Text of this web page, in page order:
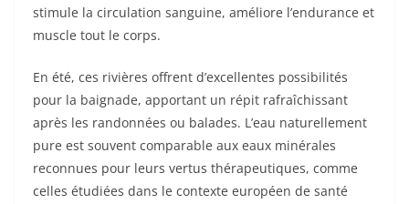
stimule la circulation sanguine, améliore l’endurance et
muscle tout le corps.
En été, ces rivières offrent d’excellentes possibilités
pour la baignade, apportant un répit rafraîchissant
après les randonnées ou balades. L’eau naturellement
pure est souvent comparable aux eaux minérales
reconnues pour leurs vertus thérapeutiques, comme
celles étudiées dans le contexte européen de santé